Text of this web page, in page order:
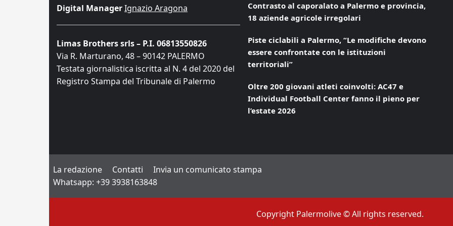
Digital ManagerIgnazio Aragona
Limas Brothers srls – P.I. 06813550826
Via R. Marturano, 48 – 90142 PALERMO
Testata giornalistica iscritta al N. 4 del 2020 del
Registro Stampa del Tribunale di Palermo
Contrasto al caporalato a Palermo e provincia,
18 aziende agricole irregolari
Piste ciclabili a Palermo, “Le modifiche devono
essere confrontate con le istituzioni
territoriali”
Oltre 200 giovani atleti coinvolti: AC47 e
Individual Football Center fanno il pieno per
l’estate 2026
La redazione Contatti
Invia un comunicato stampa
Whatsapp: +39 3938163848
Copyright Palermolive © All rights reserved.